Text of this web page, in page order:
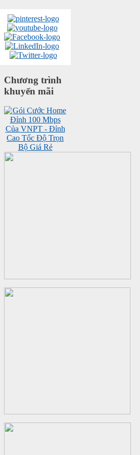
Chương trình
khuyến mãi